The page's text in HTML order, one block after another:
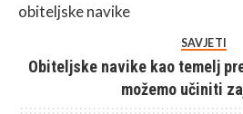
SAVJETI
Obiteljske navike kao temelj
možemo učiniti